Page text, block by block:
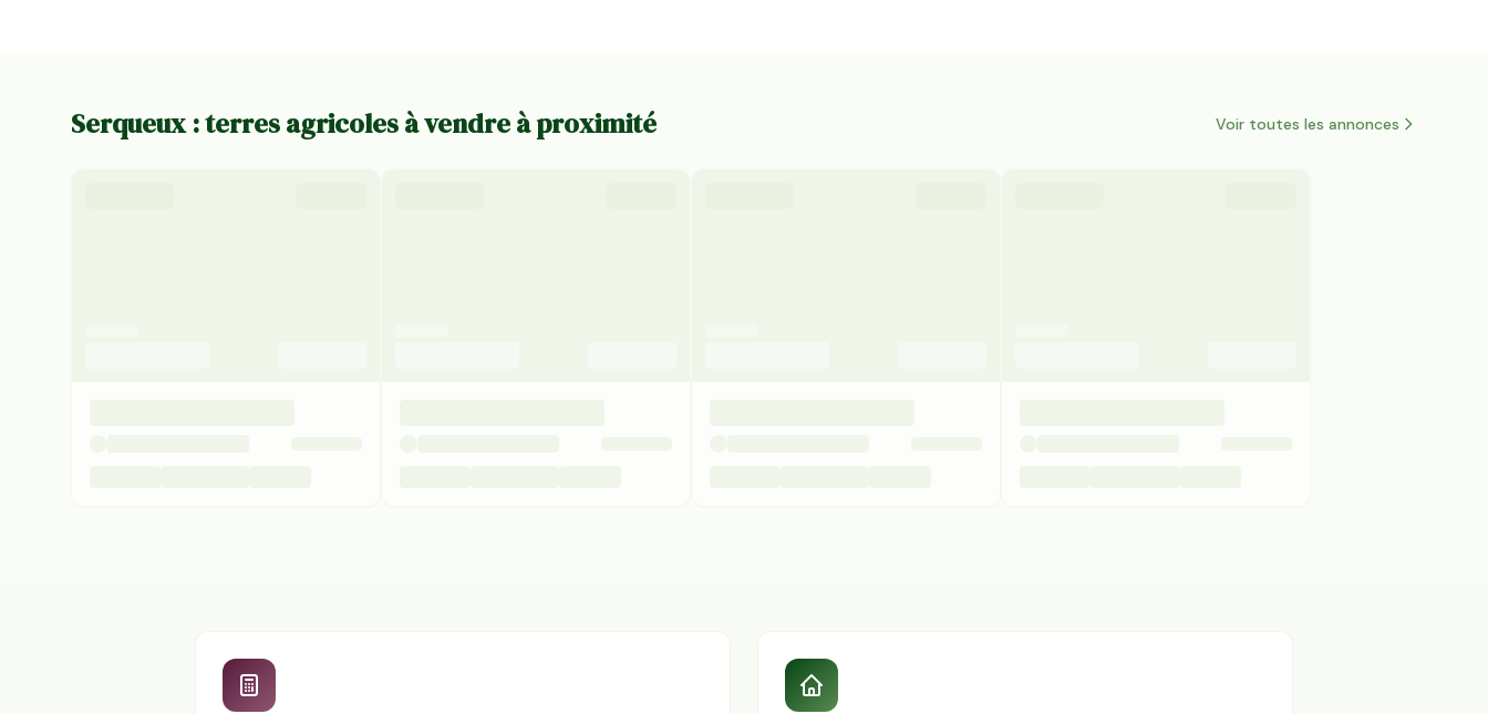
Serqueux : terres agricoles à vendre à proximité Voir toutes les annonces